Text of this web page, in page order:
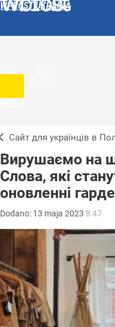
WPROST UKRAINA
UA
Сайт для українців в
Вирушаємо на
Слова, які
оновленні
Dodano: 13 maja 2023 8:47